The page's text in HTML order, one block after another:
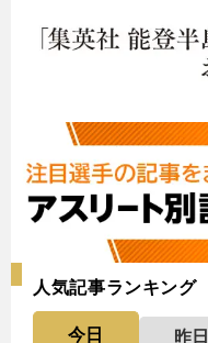
人気記事ランキング
今日 昨日